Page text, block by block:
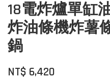
18電炸爐單缸
炸油條機炸薯
鍋
NT$ 6,420